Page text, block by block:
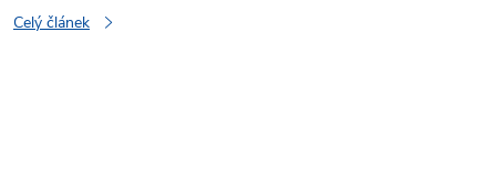
Celý článek